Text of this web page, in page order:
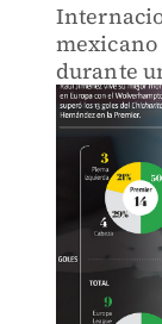
mexicano
durante